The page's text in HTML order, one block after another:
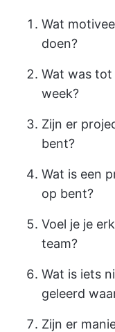
Wat
doen?
Wat was
week?
Zijn er
bent?
Wat is een
op bent?
Voel je je
team?
Wat is iets
geleerd
Zijn er